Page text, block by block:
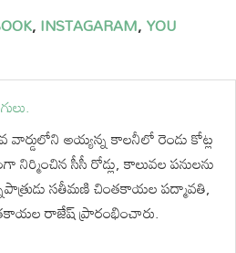
,INSTAGARAM,YOU
వార్డులోని అయ్యన్న కాలనీలో రెండు కోట్ల
నిర్మించిన సీసీ రోడ్లు, కాలువల పనులను
సతీమణి చింతకాయల పద్మావతి,
రాజేష్ ప్రారంభించారు.